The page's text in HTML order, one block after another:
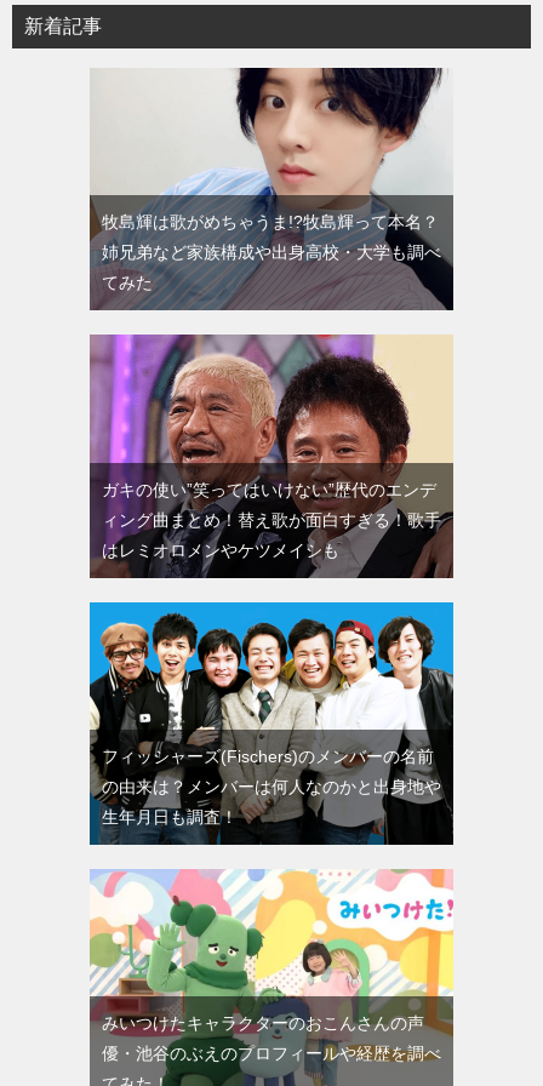
新着記事
牧島輝は歌がめちゃうま!?牧島輝って本名？
姉兄弟など家族構成や出身高校・大学も調べ
てみた
ガキの使い”笑ってはいけない”歴代のエンデ
ィング曲まとめ！替え歌が面白すぎる！歌手
はレミオロメンやケツメイシも
フィッシャーズ(Fischers)のメンバーの名前
の由来は？メンバーは何人なのかと出身地や
生年月日も調査！
みいつけたキャラクターのおこんさんの声
優・池谷のぶえのプロフィールや経歴を調べ